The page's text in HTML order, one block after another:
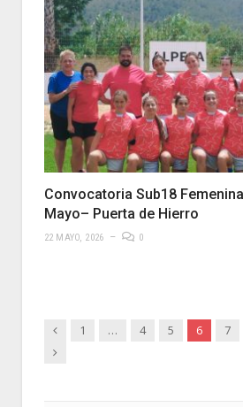
Convocatoria Sub18
Mayo– Puerta de Hierro
22 MAYO, 2026 0
Anterior
1 … 4 5 6 7
Siguiente